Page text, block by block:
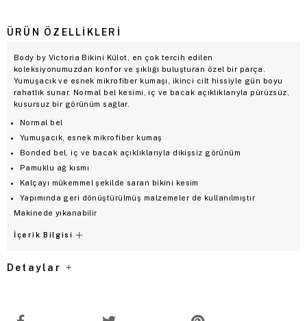
ÜRÜN ÖZELLIKLERI
Body by Victoria Bikini Külot, en çok tercih edilen
koleksiyonumuzdan konfor ve şıklığı buluşturan özel bir parça.
Yumuşacık ve esnek mikrofiber kumaşı, ikinci cilt hissiyle gün boyu
rahatlık sunar. Normal bel kesimi, iç ve bacak açıklıklarıyla pürüzsüz,
kusursuz bir görünüm sağlar.
Normal bel
Yumuşacık, esnek mikrofiber kumaş
Bonded bel, iç ve bacak açıklıklarıyla dikişsiz görünüm
Pamuklu ağ kısmı
Kalçayı mükemmel şekilde saran bikini kesim
Yapımında geri dönüştürülmüş malzemeler de kullanılmıştır
Makinede yıkanabilir
İçerik Bilgisi
Detaylar